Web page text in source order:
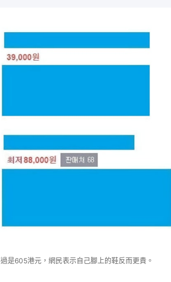
是605港元，網民表示自己腳上的鞋反而更貴。